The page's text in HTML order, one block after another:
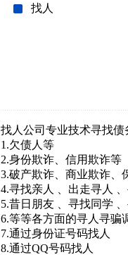
找人
找人公司专业技术寻找债
1.欠债人等
2.身份欺诈、信用欺诈等
3.破产欺诈、商业欺诈、
4.寻找亲人 、出走寻人
5.昔日朋友 、寻找同学
6.等等各方面的寻人寻骗
7.通过身份证号码找人
8.通过QQ号码找人